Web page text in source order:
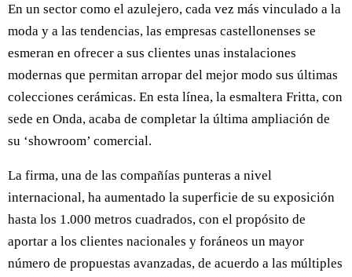
En un sector como el azulejero, cada vez más vinculado a la
moda y a las tendencias, las empresas castellonenses se
esmeran en ofrecer a sus clientes unas instalaciones
modernas que permitan arropar del mejor modo sus últimas
colecciones cerámicas. En esta línea, la esmaltera Fritta, con
sede en Onda, acaba de completar la última ampliación de
su ‘showroom’ comercial.
La firma, una de las compañías punteras a nivel
internacional, ha aumentado la superficie de su exposición
hasta los 1.000 metros cuadrados, con el propósito de
aportar a los clientes nacionales y foráneos un mayor
número de propuestas avanzadas, de acuerdo a las múltiples